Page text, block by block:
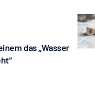
das „Wasser